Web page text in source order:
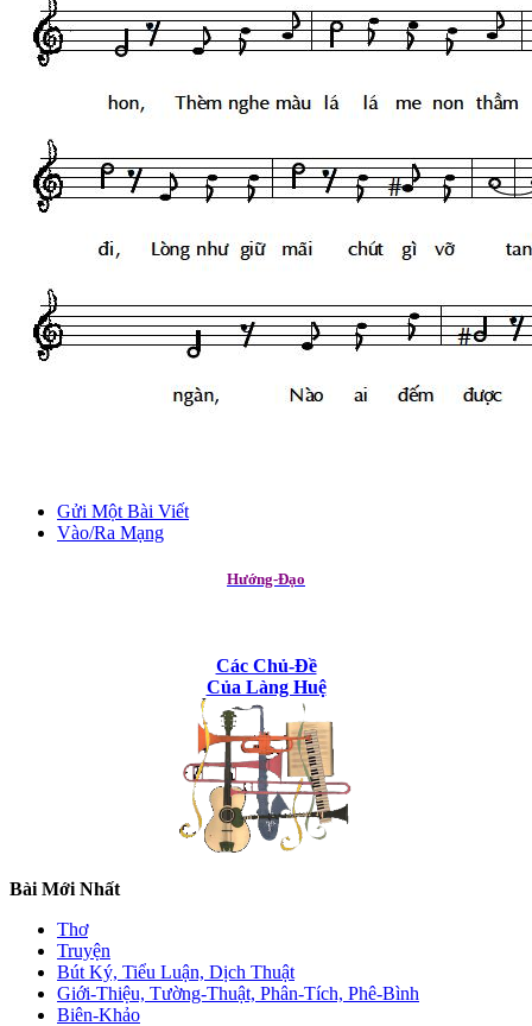
Gửi Một Bài Viết
Vào/Ra Mạng
Hướng-Đạo
Các Chủ-Đề
Của Làng Huệ
Bài Mới Nhất
Thơ
Truyện
Bút Ký, Tiểu Luận, Dịch Thuật
Giới-Thiệu, Tường-Thuật, Phân-Tích, Phê-Bình
Biên-Khảo